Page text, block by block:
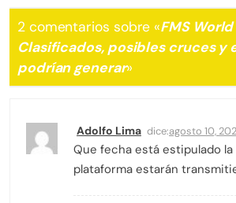
2 comentarios sobre «FMS
Clasificados, posibles cruces y
podrían generar»
Adolfo Lima dice:agosto 10,
Que fecha está estipulado la
plataforma estarán